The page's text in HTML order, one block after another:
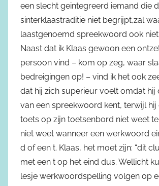
een slecht geintegreerd iemand die
sinterklaastraditie niet begrijpt,zal
laastgenoemd spreekwoord ook niet
Naast dat ik Klaas gewoon een
persoon vind – kom op zeg, waar
bedreigingen op! – vind ik het ook
dat hij zich superieur voelt omdat hij
van een spreekwoord kent, terwijl hij
toets op zijn toetsenbord niet weet
niet weet wanneer een werkwoord
d of een t. Klaas, het moet zijn: “dit
met een t op het eind dus. Wellicht
lesje werkwoordspelling volgen op